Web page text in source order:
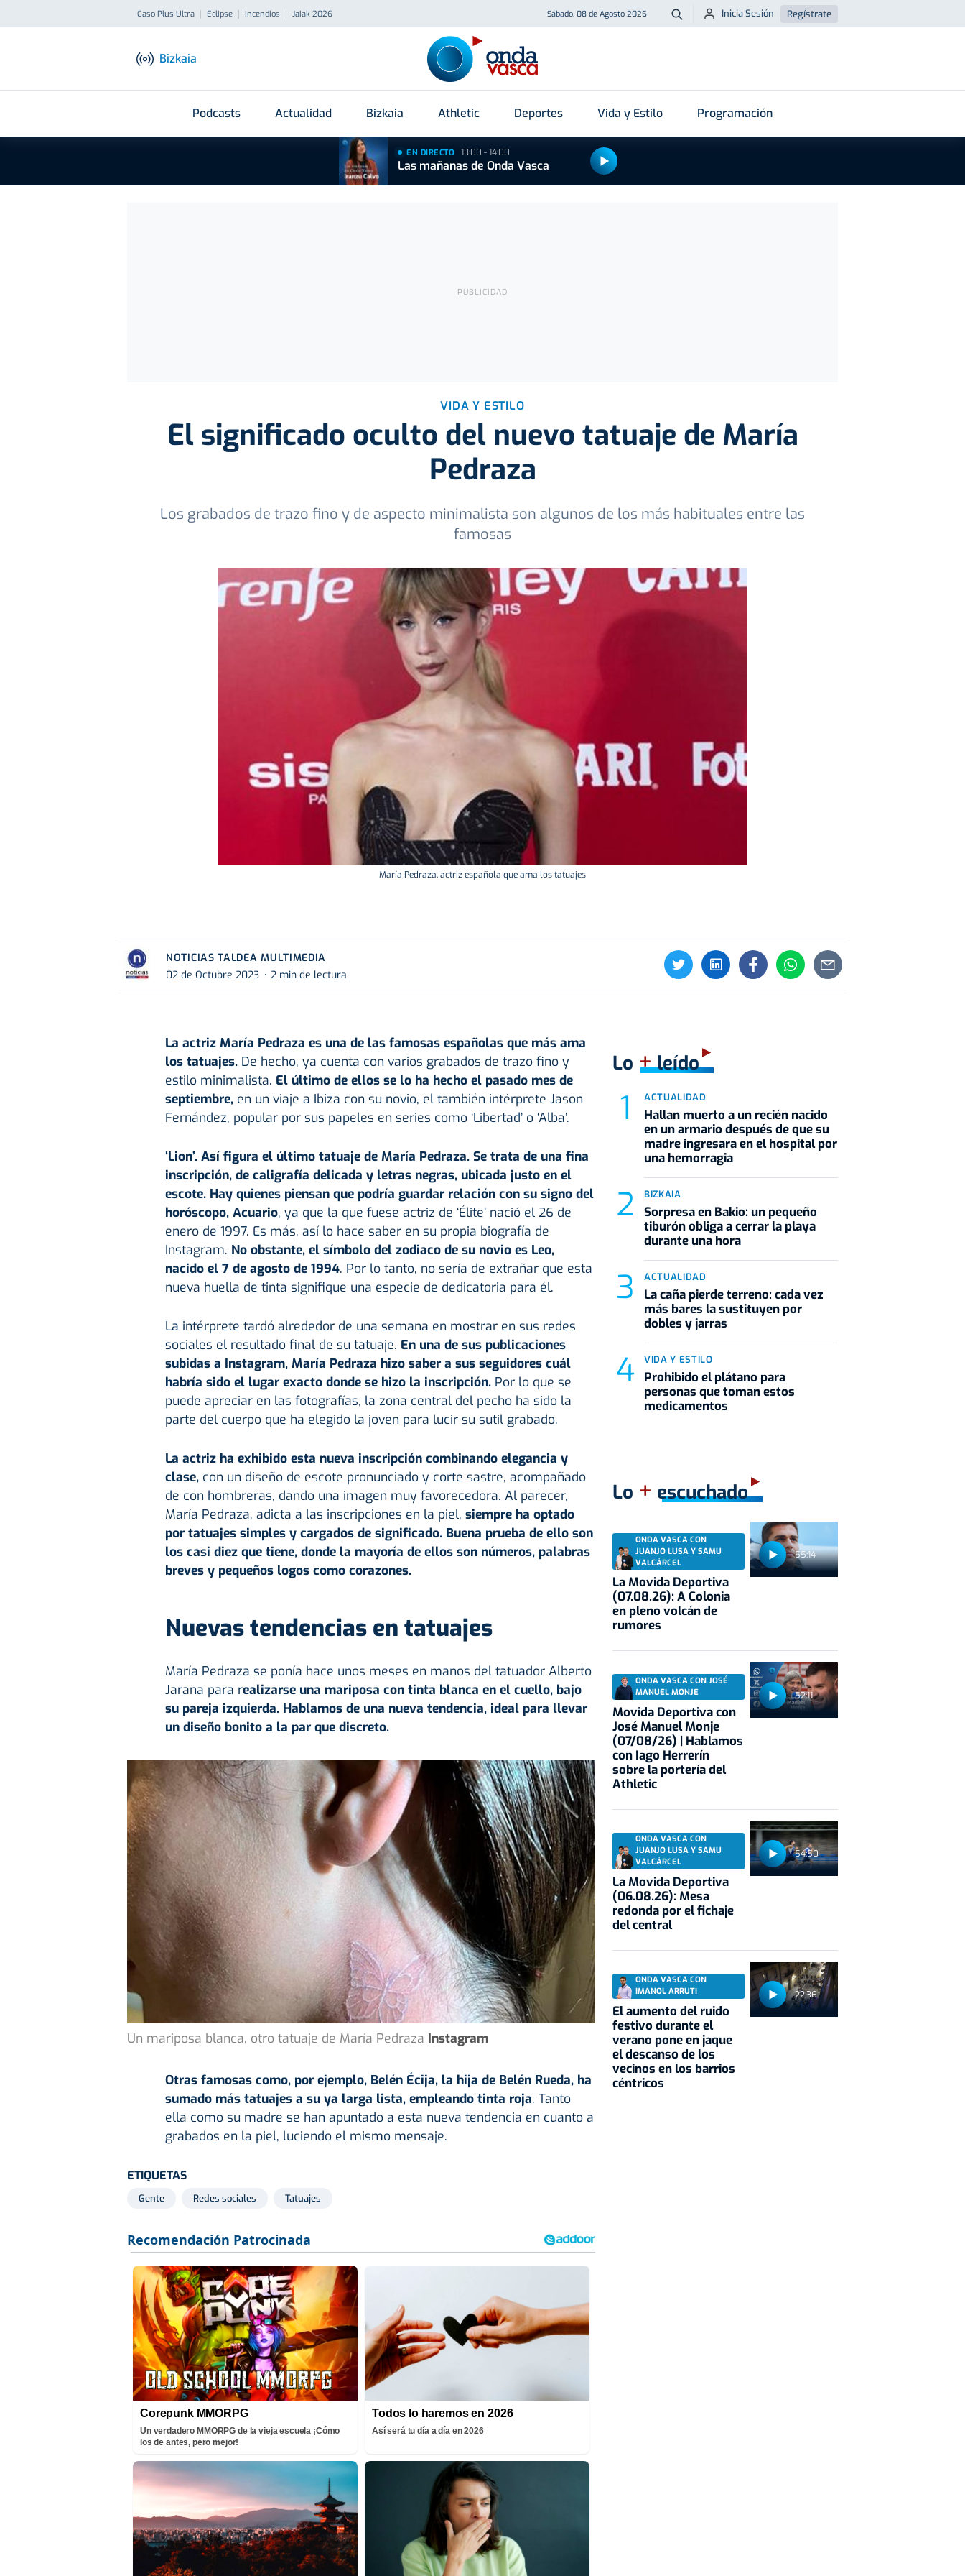
Caso Plus Ultra Eclipse Incendios Jaiak 2026 Sábado, 08 de Agosto 2026 Buscar
Inicia Sesión Regístrate
Bizkaia
Podcasts Actualidad Bizkaia Athletic Deportes Vida y Estilo Programación
EN DIRECTO 13:00 - 14:00
Las mañanas de Onda Vasca
VIDA Y ESTILO
El significado oculto del nuevo tatuaje de María
Pedraza
Los grabados de trazo fino y de aspecto minimalista son algunos de los más habituales entre las
famosas
María Pedraza, actriz española que ama los tatuajes
NOTICIAS TALDEA MULTIMEDIA
02 de Octubre 2023
2 min de lectura
La actriz María Pedraza es una de las famosas españolas que más ama
los tatuajes. De hecho, ya cuenta con varios grabados de trazo fino y
estilo minimalista. El último de ellos se lo ha hecho el pasado mes de
septiembre,en un viaje a Ibiza con su novio, el también intérprete Jason
Fernández, popular por sus papeles en series como ‘Libertad’ o ‘Alba’.
‘Lion’. Así figura el último tatuaje de María Pedraza. Se trata de una fina
inscripción, de caligrafía delicada y letras negras, ubicada justo en el
escote. Hay quienes piensan que podría guardar relación con su signo del
horóscopo, Acuario, ya que la que fuese actriz de ‘Élite’ nació el 26 de
enero de 1997. Es más, así lo hace saber en su propia biografía de
Instagram. No obstante, el símbolo del zodiaco de su novio es Leo,
nacido el 7 de agosto de 1994. Por lo tanto, no sería de extrañar que esta
nueva huella de tinta signifique una especie de dedicatoria para él.
La intérprete tardó alrededor de una semana en mostrar en sus redes
sociales el resultado final de su tatuaje. En una de sus publicaciones
subidas a Instagram, María Pedraza hizo saber a sus seguidores cuál
habría sido el lugar exacto donde se hizo la inscripción. Por lo que se
puede apreciar en las fotografías, la zona central del pecho ha sido la
parte del cuerpo que ha elegido la joven para lucir su sutil grabado.
La actriz ha exhibido esta nueva inscripción combinando elegancia y
clase,con un diseño de escote pronunciado y corte sastre, acompañado
de con hombreras, dando una imagen muy favorecedora. Al parecer,
María Pedraza, adicta a las inscripciones en la piel, siempre ha optado
por tatuajes simples y cargados de significado. Buena prueba de ello son
los casi diez que tiene, donde la mayoría de ellos son números, palabras
breves y pequeños logos como corazones.
Nuevas tendencias en tatuajes
María Pedraza se ponía hace unos meses en manos del tatuador Alberto
Jarana para realizarse una mariposa con tinta blanca en el cuello, bajo
su pareja izquierda. Hablamos de una nueva tendencia, ideal para llevar
un diseño bonito a la par que discreto.
Un mariposa blanca, otro tatuaje de María Pedraza Instagram
Otras famosas como, por ejemplo, Belén Écija, la hija de Belén Rueda, ha
sumado más tatuajes a su ya larga lista, empleando tinta roja. Tanto
ella como su madre se han apuntado a esta nueva tendencia en cuanto a
grabados en la piel, luciendo el mismo mensaje.
ETIQUETAS
Gente Redes sociales Tatuajes
Corepunk MMORPG
Un verdadero MMORPG de la vieja escuela ¡Cómo
los de antes, pero mejor!
Todos lo haremos en 2026
Así será tu día a día en 2026
Lo +leído
ACTUALIDAD
Hallan muerto a un recién nacido
en un armario después de que su
madre ingresara en el hospital por
una hemorragia
BIZKAIA
Sorpresa en Bakio: un pequeño
tiburón obliga a cerrar la playa
durante una hora
ACTUALIDAD
La caña pierde terreno: cada vez
más bares la sustituyen por
dobles y jarras
VIDA Y ESTILO
Prohibido el plátano para
personas que toman estos
medicamentos
Lo + escuchado
55:14
ONDA VASCA CON
JUANJO LUSA Y SAMU
VALCÁRCEL
La Movida Deportiva
(07.08.26): A Colonia
en pleno volcán de
rumores
52:11
ONDA VASCA CON JOSÉ
MANUEL MONJE
Movida Deportiva con
José Manuel Monje
(07/08/26) | Hablamos
con Iago Herrerín
sobre la portería del
Athletic
54:50
ONDA VASCA CON
JUANJO LUSA Y SAMU
VALCÁRCEL
La Movida Deportiva
(06.08.26): Mesa
redonda por el fichaje
del central
22:36
ONDA VASCA CON
IMANOL ARRUTI
El aumento del ruido
festivo durante el
verano pone en jaque
el descanso de los
vecinos en los barrios
céntricos